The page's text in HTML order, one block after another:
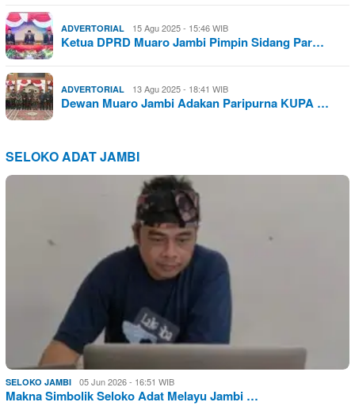
ADVERTORIAL 15 Agu 2025 - 15:46 WIB
Ketua DPRD Muaro Jambi Pimpin Sidang Par…
ADVERTORIAL 13 Agu 2025 - 18:41 WIB
Dewan Muaro Jambi Adakan Paripurna KUPA …
SELOKO ADAT JAMBI
SELOKO JAMBI 05 Jun 2026 - 16:51 WIB
Makna Simbolik Seloko Adat Melayu Jambi …